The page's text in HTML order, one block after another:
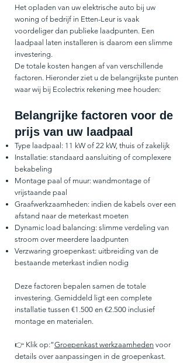
Het opladen van uw elektrische auto bij uw
woning of bedrijf in Etten-Leur is vaak
voordeliger dan publieke laadpunten. Een
laadpaal laten installeren is daarom een slimme
investering.
De totale kosten hangen af van verschillende
factoren. Hieronder ziet u de belangrijkste punten
waar wij bij Ecolectrix rekening mee houden:
Belangrijke factoren voor de
prijs van uw laadpaal
Type laadpaal: 11 kW of 22 kW, thuis of zakelijk
Installatie: standaard aansluiting of complexere
bekabeling
Montage paal of muur: wandmontage of
vrijstaande paal
Graafwerkzaamheden: indien de kabels over een
afstand naar de meterkast moeten
Dynamic load balancing: slimme verdeling van
stroom over meerdere laadpunten
Verzwaring groepenkast: uitbreiding van de
bestaande meterkast indien nodig
Deze factoren bepalen samen de totale
investering. Gemiddeld ligt een complete
installatie tussen €1.500 en €2.500 inclusief
montage en materialen.
👉 Klik op:“Groepenkast werkzaamheden voor
details over aanpassingen in de groepenkast.